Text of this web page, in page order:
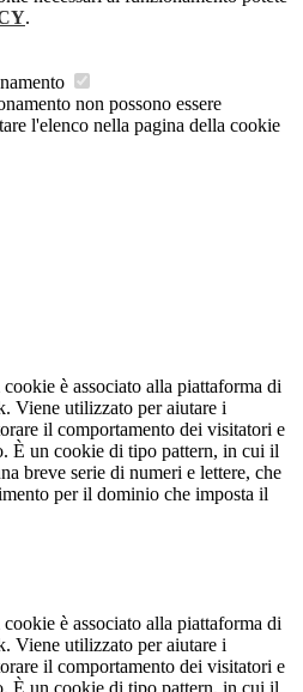
.
non possono essere
l'elenco nella pagina della cookie
è associato alla piattaforma di
Viene utilizzato per aiutare i
il comportamento dei visitatori e
È un cookie di tipo pattern, in cui il
breve serie di numeri e lettere, che
per il dominio che imposta il
è associato alla piattaforma di
Viene utilizzato per aiutare i
il comportamento dei visitatori e
È un cookie di tipo pattern, in cui il